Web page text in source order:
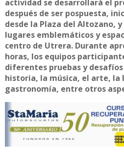
actividad se desarrollará el
después de ser pospuesta,
desde la Plaza del Altozano,
lugares emblemáticos y
centro de Utrera. Durante
horas, los equipos
diferentes pruebas y
historia, la música, el arte,
gastronomía, entre otros